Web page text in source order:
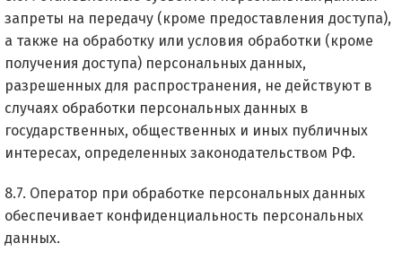
запреты на передачу (кроме предоставления доступа),
а также на обработку или условия обработки (кроме
получения доступа) персональных данных,
разрешенных для распространения, не действуют в
случаях обработки персональных данных в
государственных, общественных и иных публичных
интересах, определенных законодательством РФ.
8.7. Оператор при обработке персональных данных
обеспечивает конфиденциальность персональных
данных.